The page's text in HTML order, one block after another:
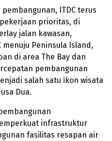
ITDC terus
prioritas, di
jalan kawasan,
menuju Peninsula Island,
di area The Bay dan
pembangunan
salah satu ikon wisata
Dua.
infrastruktur
fasilitas resapan air